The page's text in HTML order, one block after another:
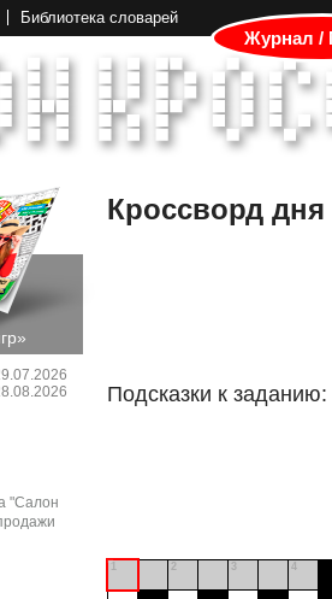
Библиотека словарей
Журнал /
"Салон
Кроссворд дня
Подсказки к заданию:
1 2 3 4